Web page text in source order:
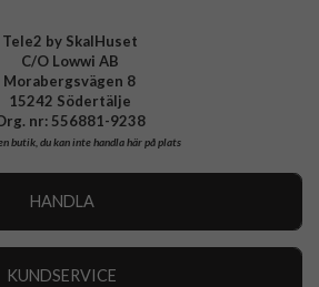
Tele2 by SkalHuset
C/O Lowwi AB
Morabergsvägen 8
15242 Södertälje
nr: 556881-9238
butik, du kan inte handla här på plats
HANDLA
KUNDSERVICE